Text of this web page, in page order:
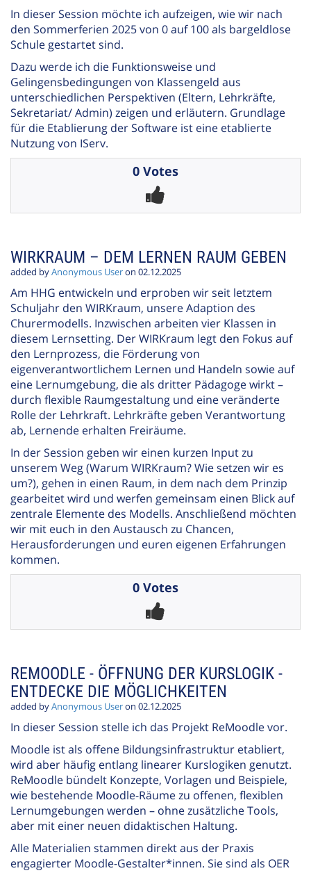
In dieser Session möchte ich aufzeigen, wie wir nach
den Sommerferien 2025 von 0 auf 100 als bargeldlose
Schule gestartet sind.
Dazu werde ich die Funktionsweise und
Gelingensbedingungen von Klassengeld aus
unterschiedlichen Perspektiven (Eltern, Lehrkräfte,
Sekretariat/ Admin) zeigen und erläutern. Grundlage
für die Etablierung der Software ist eine etablierte
Nutzung von IServ.
0 Votes
WIRKRAUM – DEM LERNEN RAUM GEBEN
added byAnonymous Useron 02.12.2025
Am HHG entwickeln und erproben wir seit letztem
Schuljahr den WIRKraum, unsere Adaption des
Churermodells. Inzwischen arbeiten vier Klassen in
diesem Lernsetting. Der WIRKraum legt den Fokus auf
den Lernprozess, die Förderung von
eigenverantwortlichem Lernen und Handeln sowie auf
eine Lernumgebung, die als dritter Pädagoge wirkt –
durch flexible Raumgestaltung und eine veränderte
Rolle der Lehrkraft. Lehrkräfte geben Verantwortung
ab, Lernende erhalten Freiräume.
In der Session geben wir einen kurzen Input zu
unserem Weg (Warum WIRKraum? Wie setzen wir es
um?), gehen in einen Raum, in dem nach dem Prinzip
gearbeitet wird und werfen gemeinsam einen Blick auf
zentrale Elemente des Modells. Anschließend möchten
wir mit euch in den Austausch zu Chancen,
Herausforderungen und euren eigenen Erfahrungen
kommen.
0 Votes
REMOODLE - ÖFFNUNG DER KURSLOGIK -
ENTDECKE DIE MÖGLICHKEITEN
added byAnonymous Useron 02.12.2025
In dieser Session stelle ich das Projekt ReMoodle vor.
Moodle ist als offene Bildungsinfrastruktur etabliert,
wird aber häufig entlang linearer Kurslogiken genutzt.
ReMoodle bündelt Konzepte, Vorlagen und Beispiele,
wie bestehende Moodle-Räume zu offenen, flexiblen
Lernumgebungen werden – ohne zusätzliche Tools,
aber mit einer neuen didaktischen Haltung.
Alle Materialien stammen direkt aus der Praxis
engagierter Moodle-Gestalter*innen. Sie sind als OER